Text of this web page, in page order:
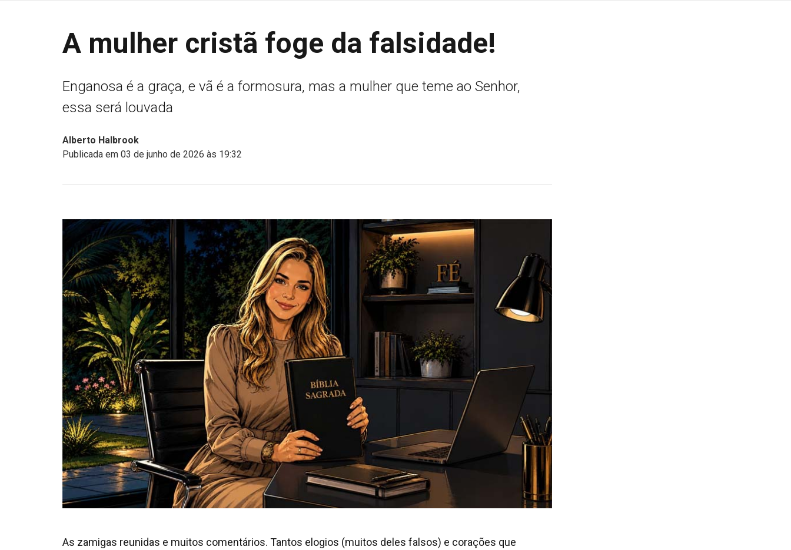
A mulher cristã foge da falsidade!
Enganosa é a graça, e vã é a formosura, mas a mulher que teme ao Senhor,
essa será louvada
Alberto Halbrook
Publicada em 03 de junho de 2026 às 19:32
As zamigas reunidas e muitos comentários. Tantos elogios (muitos deles falsos) e corações que